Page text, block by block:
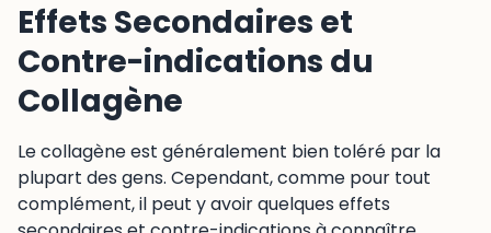
Effets Secondaires et
Contre-indications du
Collagène
Le collagène est généralement bien toléré par la
plupart des gens. Cependant, comme pour tout
complément, il peut y avoir quelques effets